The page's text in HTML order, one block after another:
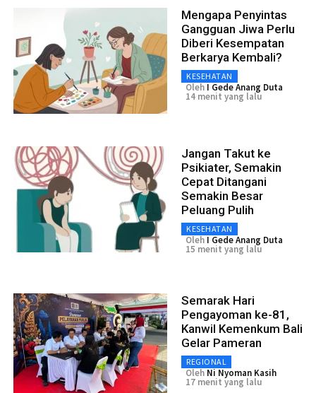
Mengapa Penyintas
Gangguan Jiwa Perlu
Diberi Kesempatan
Berkarya Kembali?
KESEHATAN
Oleh I Gede Anang Duta
14 menit yang lalu
Jangan Takut ke
Psikiater, Semakin
Cepat Ditangani
Semakin Besar
Peluang Pulih
KESEHATAN
Oleh I Gede Anang Duta
15 menit yang lalu
Semarak Hari
Pengayoman ke-81,
Kanwil Kemenkum Bali
Gelar Pameran
REGIONAL
Oleh Ni Nyoman Kasih
17 menit yang lalu